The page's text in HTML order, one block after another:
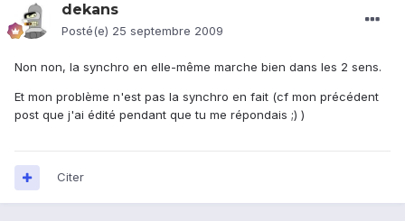
dekans
Posté(e) 25 septembre 2009
Non non, la synchro en elle-même marche bien dans les 2 sens.
Et mon problème n'est pas la synchro en fait (cf mon précédent
post que j'ai édité pendant que tu me répondais ;) )
Citer